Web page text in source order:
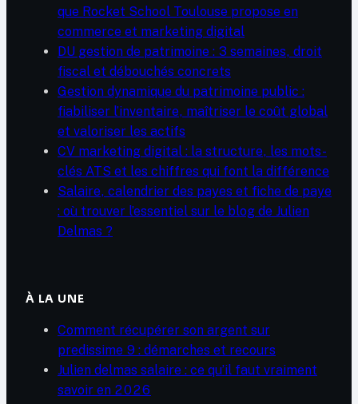
que Rocket School Toulouse propose en
commerce et marketing digital
DU gestion de patrimoine : 3 semaines, droit
fiscal et débouchés concrets
Gestion dynamique du patrimoine public :
fiabiliser l’inventaire, maîtriser le coût global
et valoriser les actifs
CV marketing digital : la structure, les mots-
clés ATS et les chiffres qui font la différence
Salaire, calendrier des payes et fiche de paye
: où trouver l’essentiel sur le blog de Julien
Delmas ?
À LA UNE
Comment récupérer son argent sur
predissime 9 : démarches et recours
Julien delmas salaire : ce qu’il faut vraiment
savoir en 2026